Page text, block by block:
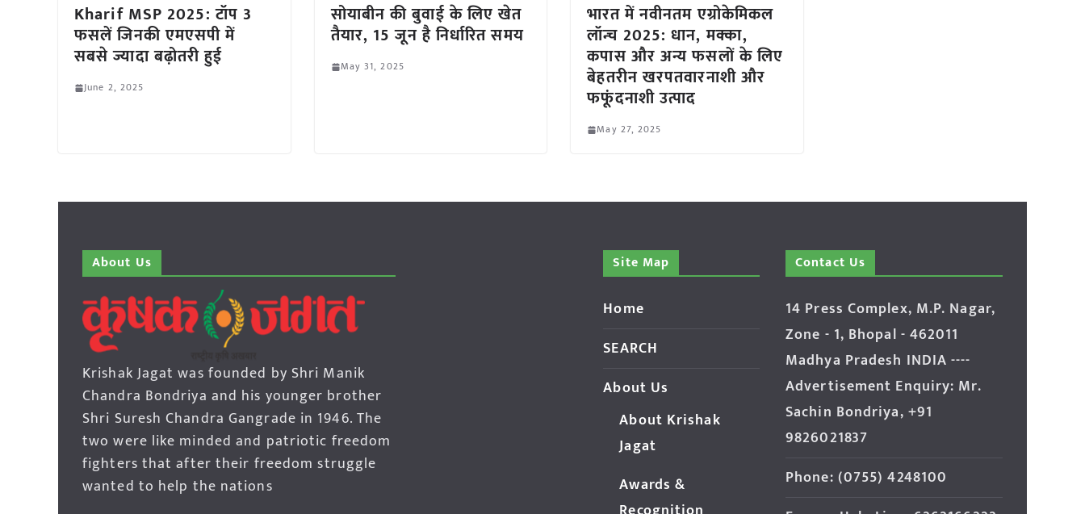
Kharif MSP 2025: टॉप 3
फसलें जिनकी एमएसपी में
सबसे ज्यादा बढ़ोतरी हुई
June 2, 2025
सोयाबीन की बुवाई के लिए खेत
तैयार, 15 जून है निर्धारित समय
May 31, 2025
भारत में नवीनतम एग्रोकेमिकल
लॉन्च 2025: धान, मक्का,
कपास और अन्य फसलों के लिए
बेहतरीन खरपतवारनाशी और
फफूंदनाशी उत्पाद
May 27, 2025
About Us
Krishak Jagat was founded by Shri Manik
Chandra Bondriya and his younger brother
Shri Suresh Chandra Gangrade in 1946. The
two were like minded and patriotic freedom
fighters that after their freedom struggle
wanted to help the nations
Site Map
Home
SEARCH
About Us
About Krishak
Jagat
Awards &
Contact Us
14 Press Complex, M.P. Nagar,
Zone - 1, Bhopal - 462011
Madhya Pradesh INDIA ----
Advertisement Enquiry: Mr.
Sachin Bondriya, +91
9826021837
Phone: (0755) 4248100